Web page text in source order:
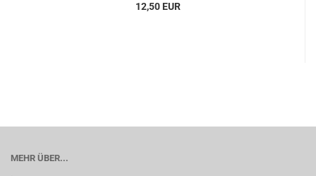
12,50 EUR
MEHR ÜBER...